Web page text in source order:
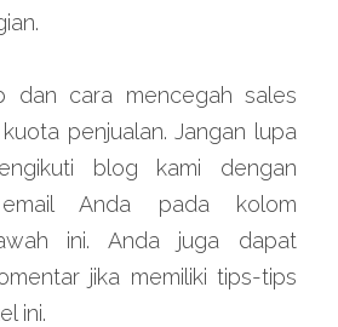
dan cara mencegah sales
penjualan. Jangan lupa
blog kami dengan
email Anda pada kolom
ini. Anda juga dapat
jika memiliki tips-tips
ini.